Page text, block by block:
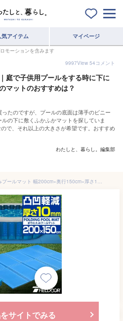
気アイテム マイページ
モーションを含みます
9997View 54コメント
庭で子供用プールをする時に下に
マットのおすすめは？
たのですが、プールの底面は薄手のビニー
の下に敷くふかふかマットを探していま
で、それ以上の大きさが希望です。おすすめ
わたしと、暮らし。編集部
ビニールプール用 折りたたみプールマット 幅200cm×奥行150cm×厚さ1cm 下敷きマット プール下マット デコボコ軽減 厚手 ケガ防止 滑り止め 安全 遮熱 クッション シート ビニールプール 家庭用プール 水遊び アウトドア マット FIELDOOR ●[送料無料]
サイトでみる